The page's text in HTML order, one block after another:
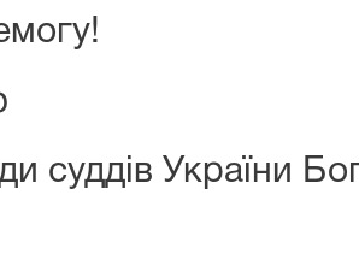
суддів України